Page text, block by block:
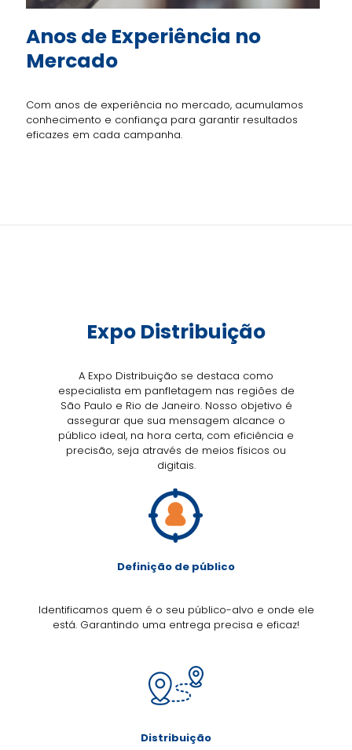
Anos de Experiência no
Mercado
Com anos de experiência no mercado, acumulamos
conhecimento e confiança para garantir resultados
eficazes em cada campanha.
Expo Distribuição
A Expo Distribuição se destaca como
especialista em panfletagem nas regiões de
São Paulo e Rio de Janeiro. Nosso objetivo é
assegurar que sua mensagem alcance o
público ideal, na hora certa, com eficiência e
precisão, seja através de meios físicos ou
digitais.
Definição de público
Identificamos quem é o seu público-alvo e onde ele
está. Garantindo uma entrega precisa e eficaz!
Distribuição